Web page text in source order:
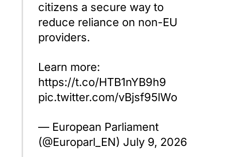
citizens a secure way to
reduce reliance on non-EU
providers.
Learn more:
https://t.co/HTB1nYB9h9
pic.twitter.com/vBjsf95lWo
— European Parliament
(@Europarl_EN) July 9, 2026